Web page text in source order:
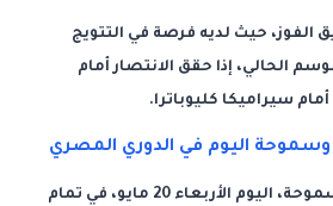
الفوز، حيث لديه فرصة في التتويج
الحالي، إذا حقق الانتصار أمام
سيراميكا كليوباترا.
وسموحة اليوم في الدوري المصري
تقام مباراة بيراميدز وسموحة، اليوم الأربعاء 20 مايو، في تمام